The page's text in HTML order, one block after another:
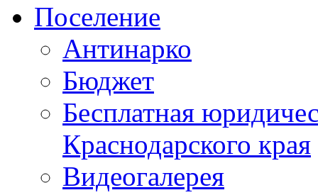
Поселение
Антинарко
Бюджет
Бесплатная
Краснодарского края
Видеогалерея